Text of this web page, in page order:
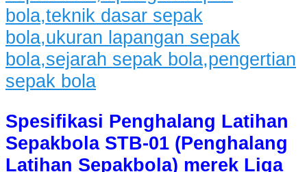
Spesifikasi Penghalang Latihan
Sepakbola STB-01 (Penghalang
Latihan Sepakbola) merek Liga